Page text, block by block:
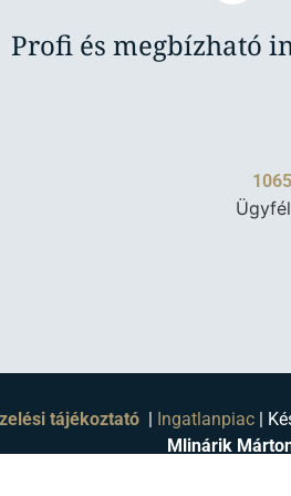
Profi és megbízható
tájékoztató | Ingatlanpiac |
Mlinárik